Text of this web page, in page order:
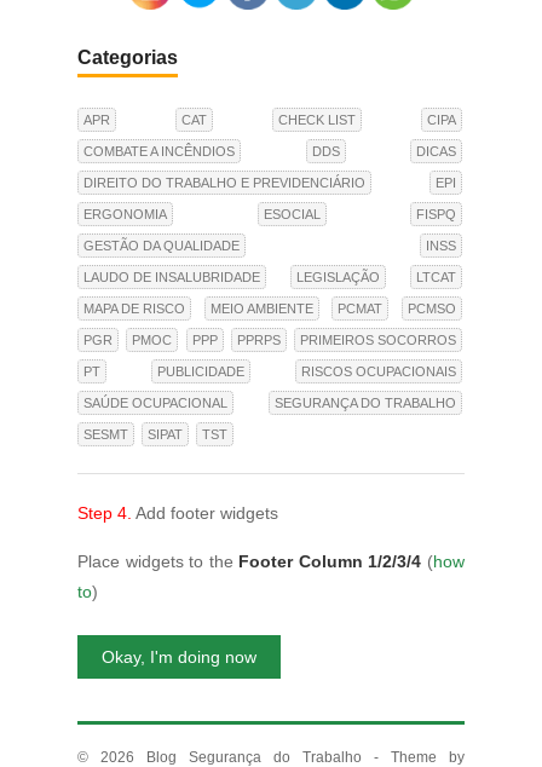
Categorias
APR CAT CHECK LIST CIPA
COMBATE A INCÊNDIOS DDS DICAS
DIREITO DO TRABALHO E PREVIDENCIÁRIO EPI
ERGONOMIA ESOCIAL FISPQ
GESTÃO DA QUALIDADE INSS
LAUDO DE INSALUBRIDADE LEGISLAÇÃO LTCAT
MAPA DE RISCO MEIO AMBIENTE PCMAT PCMSO
PGR PMOC PPP PPRPS PRIMEIROS SOCORROS
PT PUBLICIDADE RISCOS OCUPACIONAIS
SAÚDE OCUPACIONAL SEGURANÇA DO TRABALHO
SESMT SIPAT TST
Step 4. Add footer widgets
Place widgets to the Footer Column 1/2/3/4 (how
to)
Okay, I'm doing now
© 2026 Blog Segurança do Trabalho - Theme by